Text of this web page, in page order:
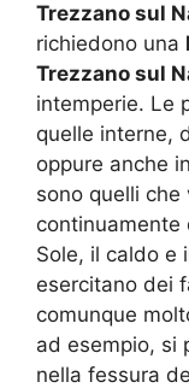
Trezzano sul
richiedono una
Trezzano sul
intemperie. Le
quelle interne,
oppure anche
sono quelli
continuamente
Sole, il caldo e
esercitano dei
comunque
ad esempio, si
nella fessura